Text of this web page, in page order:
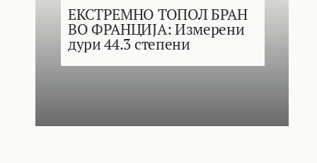
ЕКСТРЕМНО ТОПОЛ БРАН
ВО ФРАНЦИЈА: Измерени
дури 44.3 степени